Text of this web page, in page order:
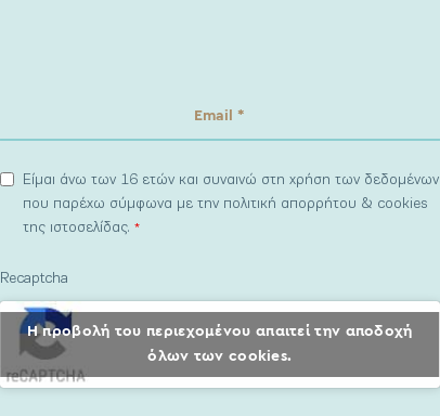
Είμαι άνω των 16 ετών και συναινώ στη χρήση των δεδομένων
που παρέχω σύμφωνα με την πολιτική απορρήτου & cookies
της ιστοσελίδας.*
Recaptcha
Η προβολή του περιεχομένου απαιτεί την αποδοχή
όλων των cookies.